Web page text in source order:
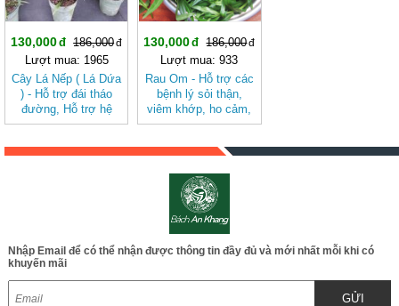
130,000
186,000
Lượt mua: 1965
Cây Lá Nếp ( Lá Dứa
) - Hỗ trợ đái tháo
đường, Hỗ trợ hệ
thống thần kinh, Trị
BAK830
130,000
186,000
Lượt mua: 933
Rau Om - Hỗ trợ các
bệnh lý sỏi thận,
viêm khớp, ho cảm,
bệnh gout, tiểu
BAK818
Nhập Email để có thể nhận được thông tin đầy đủ và mới nhất mỗi khi có
khuyến mãi
GỬI